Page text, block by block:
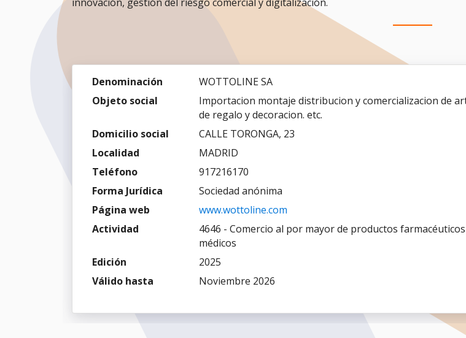
Denominación
WOTTOLINE SA
Objeto social
Importacion montaje distribucion y comercializacion de
de regalo y decoracion. etc.
Domicilio social
CALLE TORONGA, 23
Localidad
MADRID
Teléfono
917216170
Forma Jurídica
Sociedad anónima
Página web
www.wottoline.com
Actividad
4646 - Comercio al por mayor de productos
médicos
Edición
2025
Válido hasta
Noviembre 2026